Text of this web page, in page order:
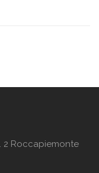
2 Roccapiemonte